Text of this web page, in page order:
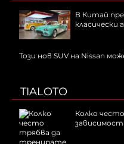
В Китай
класически
Този нов SUV на Nissan
TIALOTO
Колко